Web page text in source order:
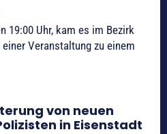
19:00 Uhr, kam es im Bezirk
Veranstaltung zu einem
von neuen
in Eisenstadt